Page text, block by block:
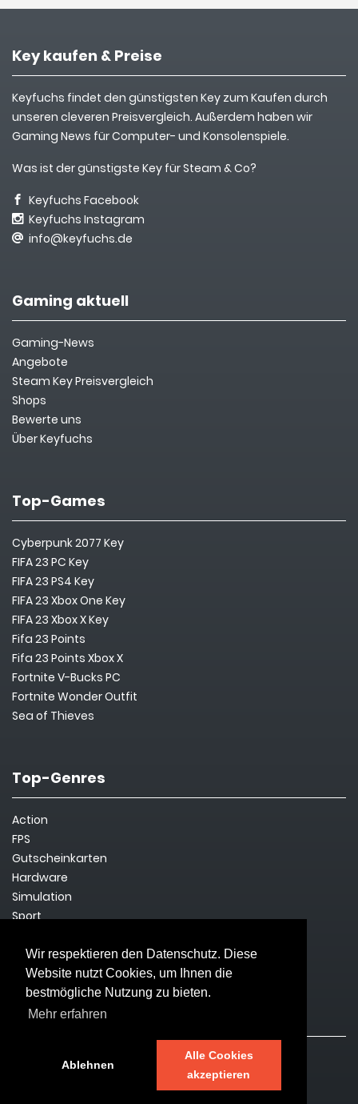
Wir respektieren den Datenschutz. Diese
Website nutzt Cookies, um Ihnen die
bestmögliche Nutzung zu bieten.
Mehr erfahren
Ablehnen
Alle Cookies
akzeptieren
Key kaufen & Preise
Keyfuchs findet den günstigsten Key zum Kaufen durch
unseren cleveren Preisvergleich. Außerdem haben wir
Gaming News für Computer- und Konsolenspiele.
Was ist der günstigste Key für Steam & Co?
Keyfuchs Facebook
Keyfuchs Instagram
info@keyfuchs.de
Gaming aktuell
Gaming-News
Angebote
Steam Key Preisvergleich
Shops
Bewerte uns
Über Keyfuchs
Top-Games
Cyberpunk 2077 Key
FIFA 23 PC Key
FIFA 23 PS4 Key
FIFA 23 Xbox One Key
FIFA 23 Xbox X Key
Fifa 23 Points
Fifa 23 Points Xbox X
Fortnite V-Bucks PC
Fortnite Wonder Outfit
Sea of Thieves
Top-Genres
Action
FPS
Gutscheinkarten
Hardware
Simulation
Sport
Survival
Rechtliches
Impressum